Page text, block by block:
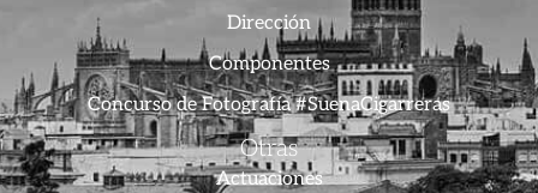
Dirección
Componentes
Concurso de Fotografía #SuenaCigarreras
Otras
Actuaciones